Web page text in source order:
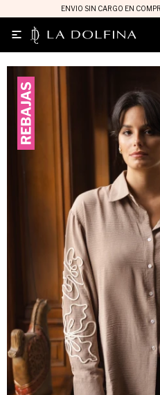
ENVIO SIN CARGO EN
